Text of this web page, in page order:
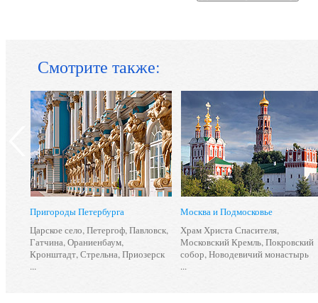
Смотрите также:
Пригороды Петербурга
Царское село,Петергоф,Павловск,
Гатчина,Ораниенбаум,
Кронштадт,Стрельна,Приозерск
...
Москва и Подмосковье
Храм Христа Спасителя,
Московский Кремль,Покровский
собор,Новодевичий монастырь
...